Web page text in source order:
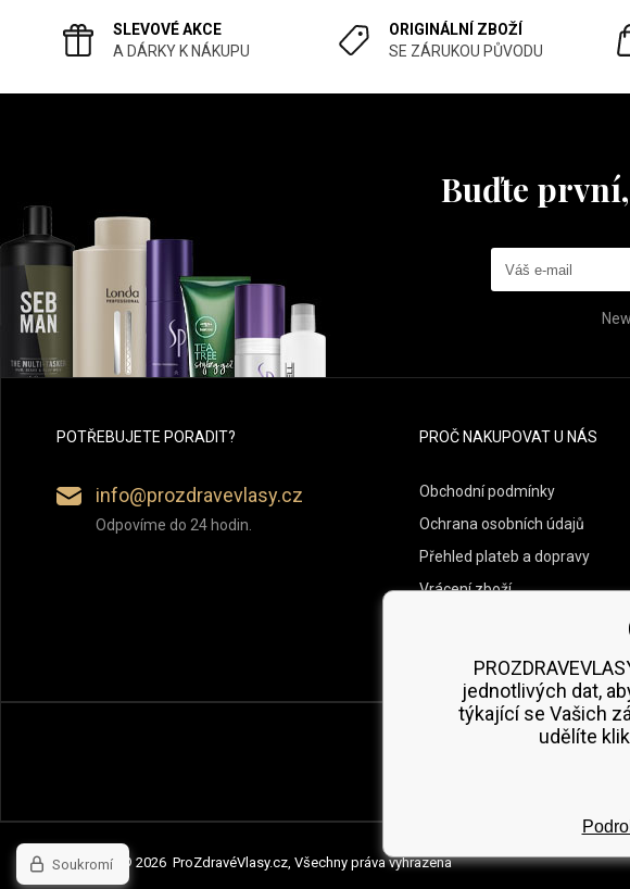
SLEVOVÉ AKCE
A DÁRKY K NÁKUPU
ORIGINÁLNÍ ZBOŽÍ
SE ZÁRUKOU PŮVODU
Buďte
POTŘEBUJETE PORADIT?
info@prozdravevlasy.cz
Odpovíme do 24 hodin.
PROČ NAKUPOVAT U NÁS
Obchodní podmínky
Ochrana osobních údajů
Přehled plateb a dopravy
Vrácení zboží
Copyright © 2026 ProZdravéVlasy.cz, Všechny práva vyhrazena
jednotlivých dat,
týkající se Vašich
udělíte
Soukromí